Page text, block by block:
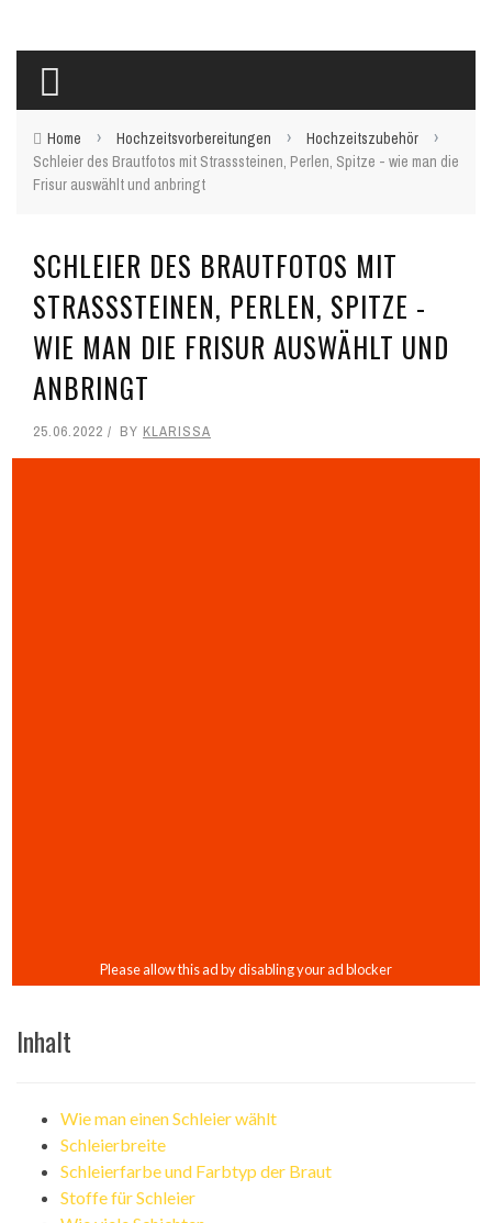
Home › Hochzeitsvorbereitungen › Hochzeitszubehör ›
Schleier des Brautfotos mit Strasssteinen, Perlen, Spitze - wie man die
Frisur auswählt und anbringt
SCHLEIER DES BRAUTFOTOS MIT
STRASSSTEINEN, PERLEN, SPITZE -
WIE MAN DIE FRISUR AUSWÄHLT UND
ANBRINGT
25.06.2022 BY KLARISSA
Inhalt
Wie man einen Schleier wählt
Schleierbreite
Schleierfarbe und Farbtyp der Braut
Stoffe für Schleier